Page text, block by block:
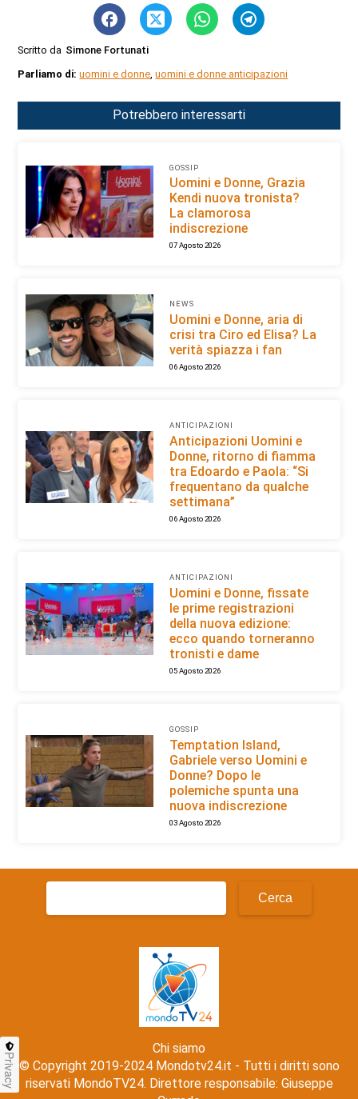
Scritto da Simone Fortunati
Parliamo di:uomini e donne,uomini e donne anticipazioni
Potrebbero interessarti
GOSSIP
Uomini e Donne, Grazia
Kendi nuova tronista?
La clamorosa
indiscrezione
07 Agosto 2026
NEWS
Uomini e Donne, aria di
crisi tra Ciro ed Elisa? La
verità spiazza i fan
06 Agosto 2026
ANTICIPAZIONI
Anticipazioni Uomini e
Donne, ritorno di fiamma
tra Edoardo e Paola: “Si
frequentano da qualche
settimana”
06 Agosto 2026
ANTICIPAZIONI
Uomini e Donne, fissate
le prime registrazioni
della nuova edizione:
ecco quando torneranno
tronisti e dame
05 Agosto 2026
GOSSIP
Temptation Island,
Gabriele verso Uomini e
Donne? Dopo le
polemiche spunta una
nuova indiscrezione
03 Agosto 2026
Ricerca
Chi siamo
© Copyright 2019-2024 Mondotv24.it - Tutti i diritti sono
riservati MondoTV24. Direttore responsabile: Giuseppe
Privacy